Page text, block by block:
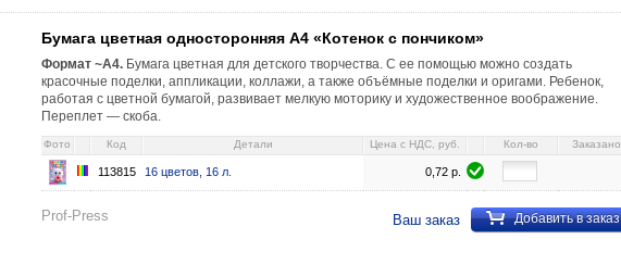
Бумага цветная односторонняя А4 «Котенок с пончиком»
Формат ~А4. Бумага цветная для детского творчества. С ее помощью можно создать
красочные поделки, аппликации, коллажи, а также объёмные поделки и оригами. Ребенок,
работая с цветной бумагой, развивает мелкую моторику и художественное воображение.
Переплет — скоба.
Фото Код Детали Цена c НДС, руб. Кол-во Заказано
113815 16 цветов, 16 л. 0,72 р.
Prof-Press Ваш заказ Добавить в заказ